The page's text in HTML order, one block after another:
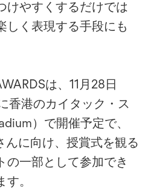
けやすくするだけでは
しく表現する手段にも
は、11月28日
香港のカイタック・ス
）で開催予定で、
に向け、授賞式を観る
の一部として参加でき
。